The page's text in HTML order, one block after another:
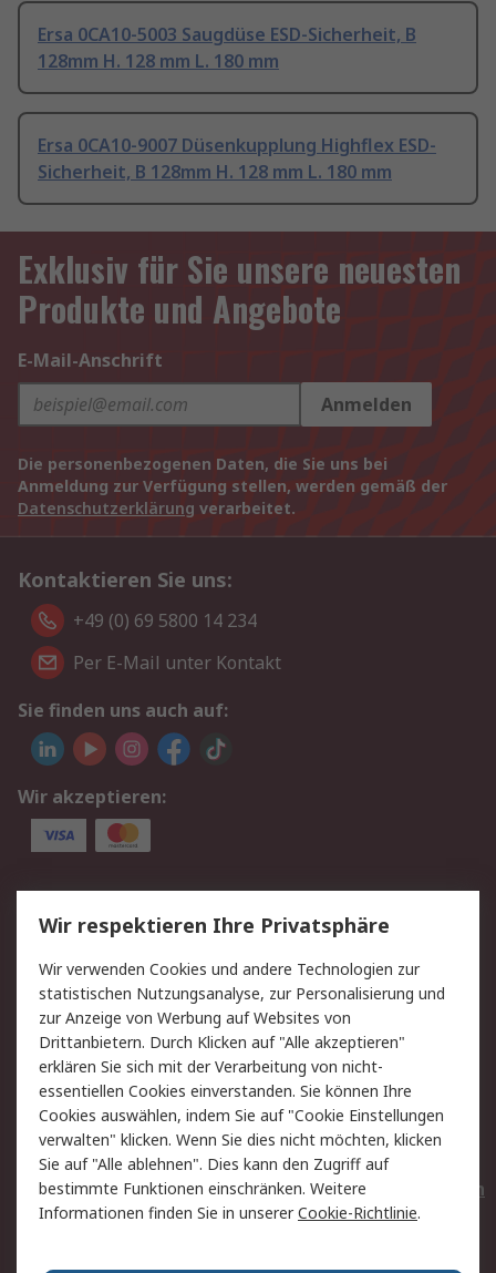
Ersa 0CA10-5003 Saugdüse ESD-Sicherheit, B
128mm H. 128 mm L. 180 mm
Ersa 0CA10-9007 Düsenkupplung Highflex ESD-
Sicherheit, B 128mm H. 128 mm L. 180 mm
Exklusiv für Sie unsere neuesten
Produkte und Angebote
E-Mail-Anschrift
Anmelden
Die personenbezogenen Daten, die Sie uns bei
Anmeldung zur Verfügung stellen, werden gemäß der
Datenschutzerklärung verarbeitet.
Kontaktieren Sie uns:
+49 (0) 69 5800 14 234
Per E-Mail unter Kontakt
Sie finden uns auch auf:
Wir akzeptieren:
Service
Value Added Services
Lieferlösungen
Rücksendungen
Kontakt
Hilfe
Privatkunden
Rechtliches
AGB
Datenschutz
Cookie-Richtlinie
Zahlungsbedingungen
Copyright/Impressum
Entsorgung
Elektrogeräte/Batterien
Wir respektieren Ihre Privatsphäre
Wir verwenden Cookies und andere Technologien zur
statistischen Nutzungsanalyse, zur Personalisierung und
zur Anzeige von Werbung auf Websites von
Drittanbietern. Durch Klicken auf "Alle akzeptieren"
erklären Sie sich mit der Verarbeitung von nicht-
essentiellen Cookies einverstanden. Sie können Ihre
Cookies auswählen, indem Sie auf "Cookie Einstellungen
verwalten" klicken. Wenn Sie dies nicht möchten, klicken
Sie auf "Alle ablehnen". Dies kann den Zugriff auf
bestimmte Funktionen einschränken. Weitere
Informationen finden Sie in unsererCookie-Richtlinie.